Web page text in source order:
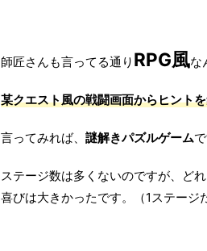
師匠さんも言ってる通り RPG風な
某クエスト風の戦闘画面からヒント
言ってみれば、 謎解きパズルゲーム
ステージ数は多くないのですが、ど
喜びは大きかったです。（1ステー